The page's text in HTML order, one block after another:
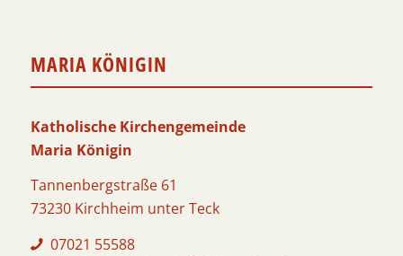
MARIA KÖNIGIN
Katholische Kirchengemeinde
Maria Königin
Tannenbergstraße 61
73230 Kirchheim unter Teck
07021 55588